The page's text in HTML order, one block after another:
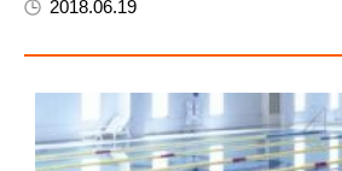
2018.06.19